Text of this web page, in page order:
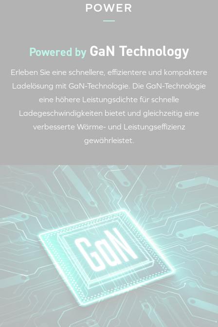
POWER
Powered by GaN Technology
Erleben Sie eine schnellere, effizientere und kompaktere
Ladelösung mit GaN-Technologie. Die GaN-Technologie
eine höhere Leistungsdichte für schnelle
Ladegeschwindigkeiten bietet und gleichzeitig eine
verbesserte Wärme- und Leistungseffizienz
gewährleistet.